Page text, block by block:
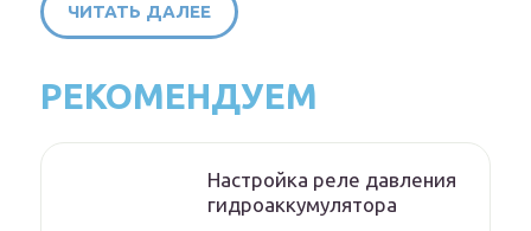
ЧИТАТЬ ДАЛЕЕ
РЕКОМЕНДУЕМ
Настройка реле давления
гидроаккумулятора